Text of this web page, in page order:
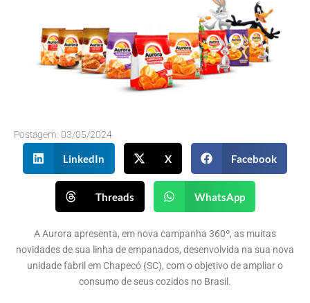
Postagem: 03/05/2024
LinkedIn X Facebook
Threads WhatsApp
A Aurora apresenta, em nova campanha 360º, as muitas
novidades de sua linha de empanados, desenvolvida na sua nova
unidade fabril em Chapecó (SC), com o objetivo de ampliar o
consumo de seus cozidos no Brasil.